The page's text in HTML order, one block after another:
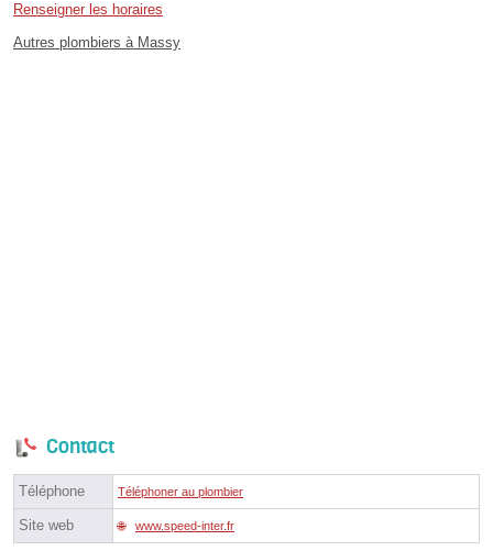
Renseigner les horaires
Autres plombiers à Massy
Contact
Téléphone Téléphoner au plombier
Site web www.speed-inter.fr